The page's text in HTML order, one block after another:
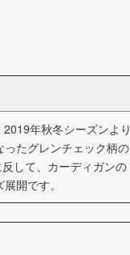
年秋冬シーズンより
たグレンチェック柄の
して、カーディガンの
開です。